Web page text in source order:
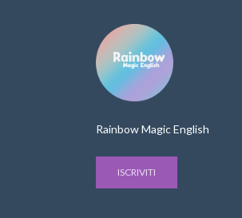
Rainbow Magic English
ISCRIVITI